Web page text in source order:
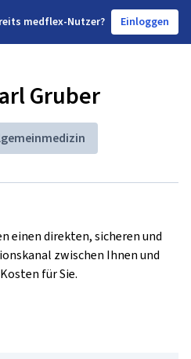
medflex-Nutzer? Einloggen
Gruber
einen direkten, sicheren und
zwischen Ihnen und
für Sie.